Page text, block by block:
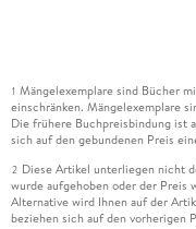
1 Mängelexemplare sind Bücher
einschränken. Mängelexemplare
Die frühere Buchpreisbindung ist
sich auf den gebundenen Preis
2 Diese Artikel unterliegen nicht
wurde aufgehoben oder der Preis
Alternative wird Ihnen auf der
beziehen sich auf den vorherigen